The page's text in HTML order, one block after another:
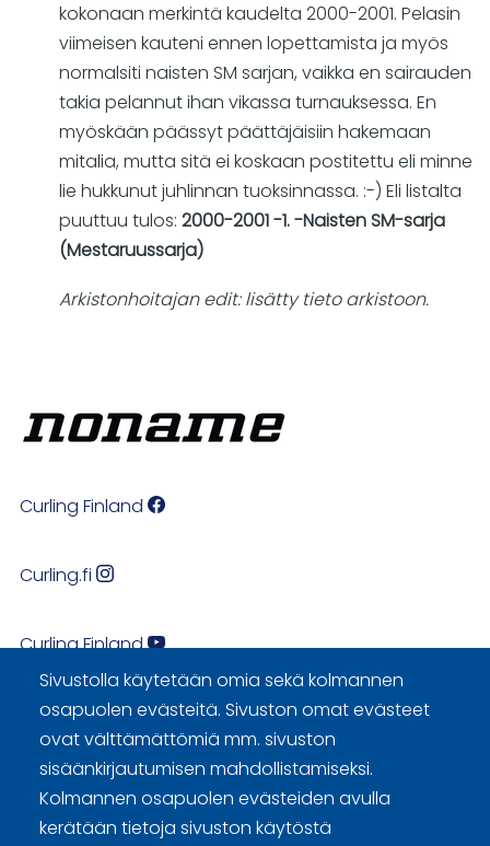
kokonaan merkintä kaudelta 2000-2001. Pelasin
viimeisen kauteni ennen lopettamista ja myös
normalsiti naisten SM sarjan, vaikka en sairauden
takia pelannut ihan vikassa turnauksessa. En
myöskään päässyt päättäjäisiin hakemaan
mitalia, mutta sitä ei koskaan postitettu eli minne
lie hukkunut juhlinnan tuoksinnassa. :-) Eli listalta
puuttuu tulos: 2000-2001 -1. -Naisten SM-sarja
(Mestaruussarja)
Arkistonhoitajan edit: lisätty tieto arkistoon.
Sivustolla käytetään omia sekä kolmannen
osapuolen evästeitä. Sivuston omat evästeet
ovat välttämättömiä mm. sivuston
sisäänkirjautumisen mahdollistamiseksi.
Kolmannen osapuolen evästeiden avulla
kerätään tietoja sivuston käytöstä
Curling Finland
Curling.fi
Curling Finland
Sivuston käyttöehdot ja sisällön käyttöoikeudet
Tietosuojaselosteet
Tietoa evästeistä